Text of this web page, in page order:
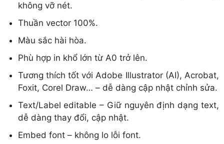
không vỡ nét.
Thuần vector 100%.
Màu sắc hài hòa.
Phù hợp in khổ lớn từ A0 trở lên.
Tương thích tốt với Adobe Illustrator (AI), Acrobat,
Foxit, Corel Draw… – dễ dàng cập nhật chỉnh sửa.
Text/Label editable – Giữ nguyên định dạng text,
dễ dàng thay đổi, cập nhật.
Embed font – không lo lỗi font.